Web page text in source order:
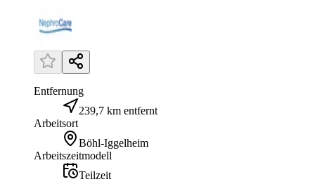
Entfernung
239,7 km entfernt
Arbeitsort
Böhl-Iggelheim
Arbeitszeitmodell
Teilzeit